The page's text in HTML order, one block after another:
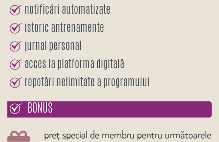
notificări automatizate
istoric antrenamente
jurnal personal
acces la platforma digitală
repetări nelimitate a programului
BONUS
preț special de membru pentru următoarele